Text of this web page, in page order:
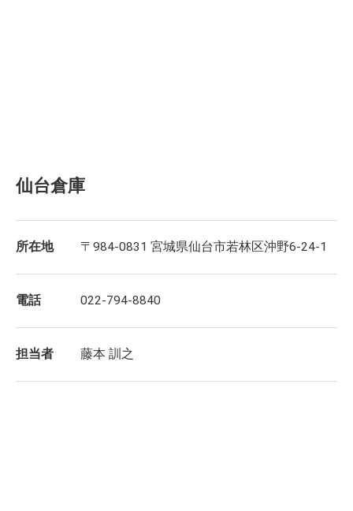
仙台倉庫
所在地 〒984-0831 宮城県仙台市若林区沖野6-24-1
電話 022-794-8840
担当者 藤本 訓之